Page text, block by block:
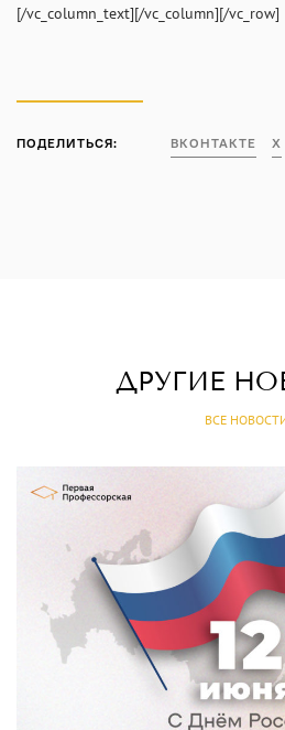
[/vc_column_text][/vc_column][/vc_row]
ПОДЕЛИТЬСЯ: ВКОНТАКТЕ X
ДРУГИЕ
ВСЕ